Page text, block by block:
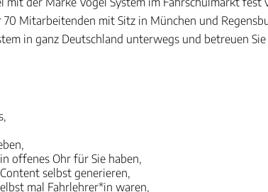
Mitarbeitenden mit Sitz in München und
in ganz Deutschland unterwegs und betreuen
offenes Ohr für Sie haben,
selbst generieren,
mal Fahrlehrer*in waren,